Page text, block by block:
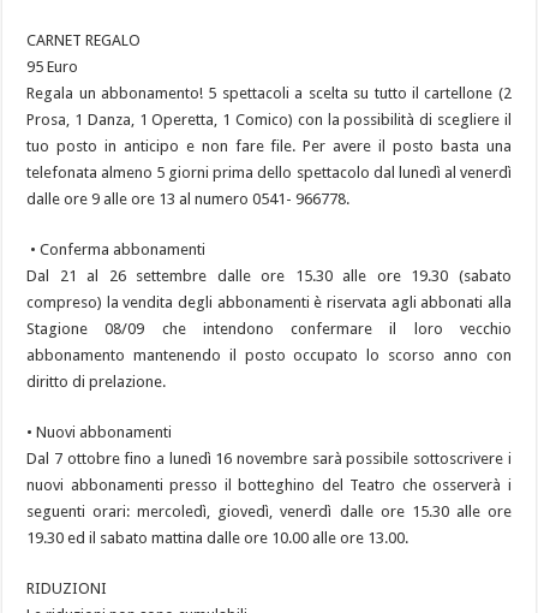
CARNET REGALO
95 Euro
Regala un abbonamento! 5 spettacoli a scelta su tutto il cartellone (2
Prosa, 1 Danza, 1 Operetta, 1 Comico) con la possibilità di scegliere il
tuo posto in anticipo e non fare file. Per avere il posto basta una
telefonata almeno 5 giorni prima dello spettacolo dal lunedì al venerdì
dalle ore 9 alle ore 13 al numero 0541- 966778.
• Conferma abbonamenti
Dal 21 al 26 settembre dalle ore 15.30 alle ore 19.30 (sabato
compreso) la vendita degli abbonamenti è riservata agli abbonati alla
Stagione 08/09 che intendono confermare il loro vecchio
abbonamento mantenendo il posto occupato lo scorso anno con
diritto di prelazione.
• Nuovi abbonamenti
Dal 7 ottobre fino a lunedì 16 novembre sarà possibile sottoscrivere i
nuovi abbonamenti presso il botteghino del Teatro che osserverà i
seguenti orari: mercoledì, giovedì, venerdì dalle ore 15.30 alle ore
19.30 ed il sabato mattina dalle ore 10.00 alle ore 13.00.
RIDUZIONI